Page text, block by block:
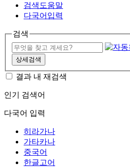
검색도움말
다국어입력
검색
상세검색
결과 내 재검색
인기 검색어
다국어 입력
히라가나
가타카나
중국어
한글고어